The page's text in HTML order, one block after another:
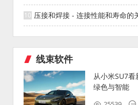
压接和焊接 - 连接性能和寿命的
线束软件
从小米SU7
绿色与智能